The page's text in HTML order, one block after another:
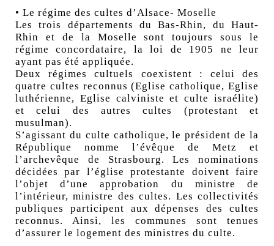
• Le régime des cultes d’Alsace- Moselle
Les trois départements du Bas-Rhin, du Haut-
Rhin et de la Moselle sont toujours sous le
régime concordataire, la loi de 1905 ne leur
ayant pas été appliquée.
Deux régimes cultuels coexistent : celui des
quatre cultes reconnus (Eglise catholique, Eglise
luthérienne, Eglise calviniste et culte israélite)
et celui des autres cultes (protestant et
musulman).
S’agissant du culte catholique, le président de la
République nomme l’évêque de Metz et
l’archevêque de Strasbourg. Les nominations
décidées par l’église protestante doivent faire
l’objet d’une approbation du ministre de
l’intérieur, ministre des cultes. Les collectivités
publiques participent aux dépenses des cultes
reconnus. Ainsi, les communes sont tenues
d’assurer le logement des ministres du culte.